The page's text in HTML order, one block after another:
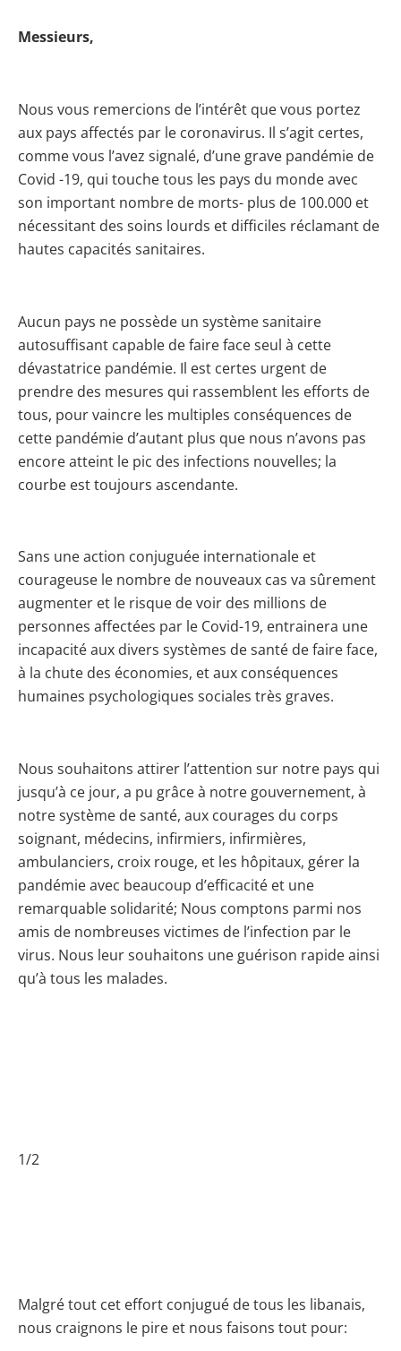
Messieurs,
Nous vous remercions de l’intérêt que vous portez
aux pays affectés par le coronavirus. Il s’agit certes,
comme vous l’avez signalé, d’une grave pandémie de
Covid -19, qui touche tous les pays du monde avec
son important nombre de morts- plus de 100.000 et
nécessitant des soins lourds et difficiles réclamant de
hautes capacités sanitaires.
Aucun pays ne possède un système sanitaire
autosuffisant capable de faire face seul à cette
dévastatrice pandémie. Il est certes urgent de
prendre des mesures qui rassemblent les efforts de
tous, pour vaincre les multiples conséquences de
cette pandémie d’autant plus que nous n’avons pas
encore atteint le pic des infections nouvelles; la
courbe est toujours ascendante.
Sans une action conjuguée internationale et
courageuse le nombre de nouveaux cas va sûrement
augmenter et le risque de voir des millions de
personnes affectées par le Covid-19, entrainera une
incapacité aux divers systèmes de santé de faire face,
à la chute des économies, et aux conséquences
humaines psychologiques sociales très graves.
Nous souhaitons attirer l’attention sur notre pays qui
jusqu’à ce jour, a pu grâce à notre gouvernement, à
notre système de santé, aux courages du corps
soignant, médecins, infirmiers, infirmières,
ambulanciers, croix rouge, et les hôpitaux, gérer la
pandémie avec beaucoup d’efficacité et une
remarquable solidarité; Nous comptons parmi nos
amis de nombreuses victimes de l’infection par le
virus. Nous leur souhaitons une guérison rapide ainsi
qu’à tous les malades.
1/2
Malgré tout cet effort conjugué de tous les libanais,
nous craignons le pire et nous faisons tout pour: